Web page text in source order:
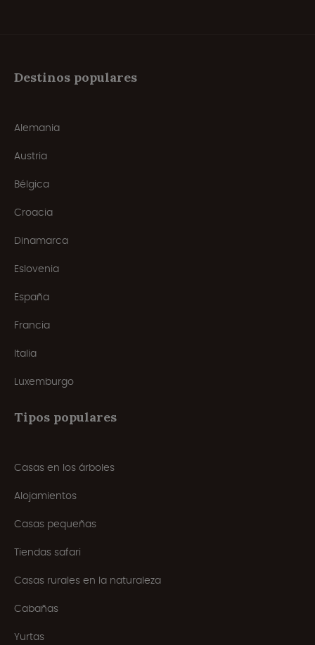
Destinos populares
Alemania
Austria
Bélgica
Croacia
Dinamarca
Eslovenia
España
Francia
Italia
Luxemburgo
Tipos populares
Casas en los árboles
Alojamientos
Casas pequeñas
Tiendas safari
Casas rurales en la naturaleza
Cabañas
Yurtas